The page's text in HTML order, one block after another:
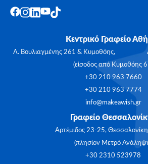
Κεντρικό Γραφείο
Λ. Βουλιαγμένης 261 & Κυμοθόης, Αγ.
(είσοδος από Κυμοθόης
+30 210 963 7660
+30 210 963 7774
info@makeawish.gr
Γραφείο
Αρτέμιδος 23-25,
(πλησίον Μετρό
+30 2310 523978